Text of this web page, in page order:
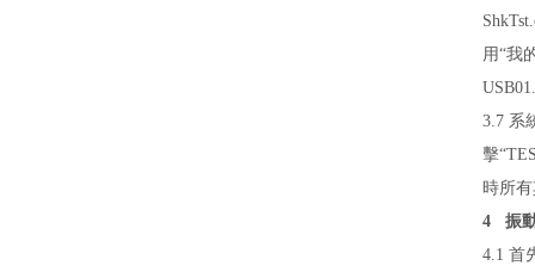
用“我
3.7 系
擊
時所
4 振
4.1 首